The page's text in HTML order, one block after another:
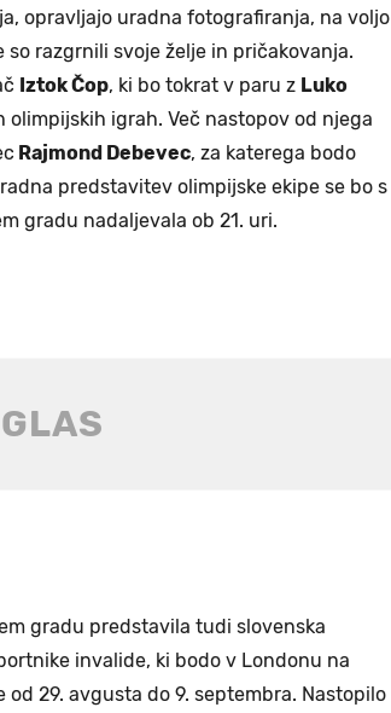
opravljajo uradna fotografiranja, na voljo
razgrnili svoje želje in pričakovanja.
Iztok Čop, ki bo tokrat v paru z Luko
olimpijskih igrah. Več nastopov od njega
Rajmond Debevec, za katerega bodo
predstavitev olimpijske ekipe se bo s
gradu nadaljevala ob 21. uri.
gradu predstavila tudi slovenska
invalide, ki bodo v Londonu na
29. avgusta do 9. septembra. Nastopilo